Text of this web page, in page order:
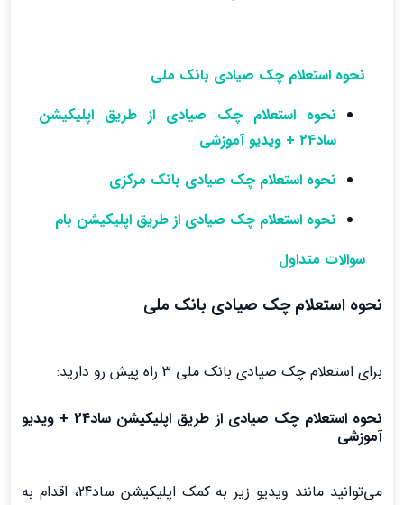
نحوه استعلام چک صیادی بانک ملی
نحوه استعلام چک صیادی از طریق اپلیکیشن
ساد24 + ویدیو آموزشی
نحوه استعلام چک صیادی بانک مرکزی
نحوه استعلام چک صیادی از طریق اپلیکیشن بام
سوالات متداول
نحوه استعلام چک صیادی بانک ملی
برای استعلام چک صیادی بانک ملی 3 راه پیش رو دارید:
نحوه استعلام چک صیادی از طریق اپلیکیشن ساد24 + ویدیو
آموزشی
می‌توانید مانند ویدیو زیر به کمک اپلیکیشن ساد24، اقدام به